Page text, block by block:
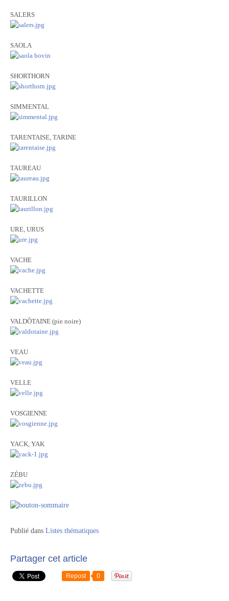
SALERS
SAOLA
SHORTHORN
SIMMENTAL
TARENTAISE, TARINE
TAUREAU
TAURILLON
URE, URUS
VACHE
VACHETTE
VALDÔTAINE (pie noire)
VEAU
VELLE
VOSGIENNE
YACK, YAK
ZÉBU
Publié dans Listes thématiques
Partager cet article
Repost 0